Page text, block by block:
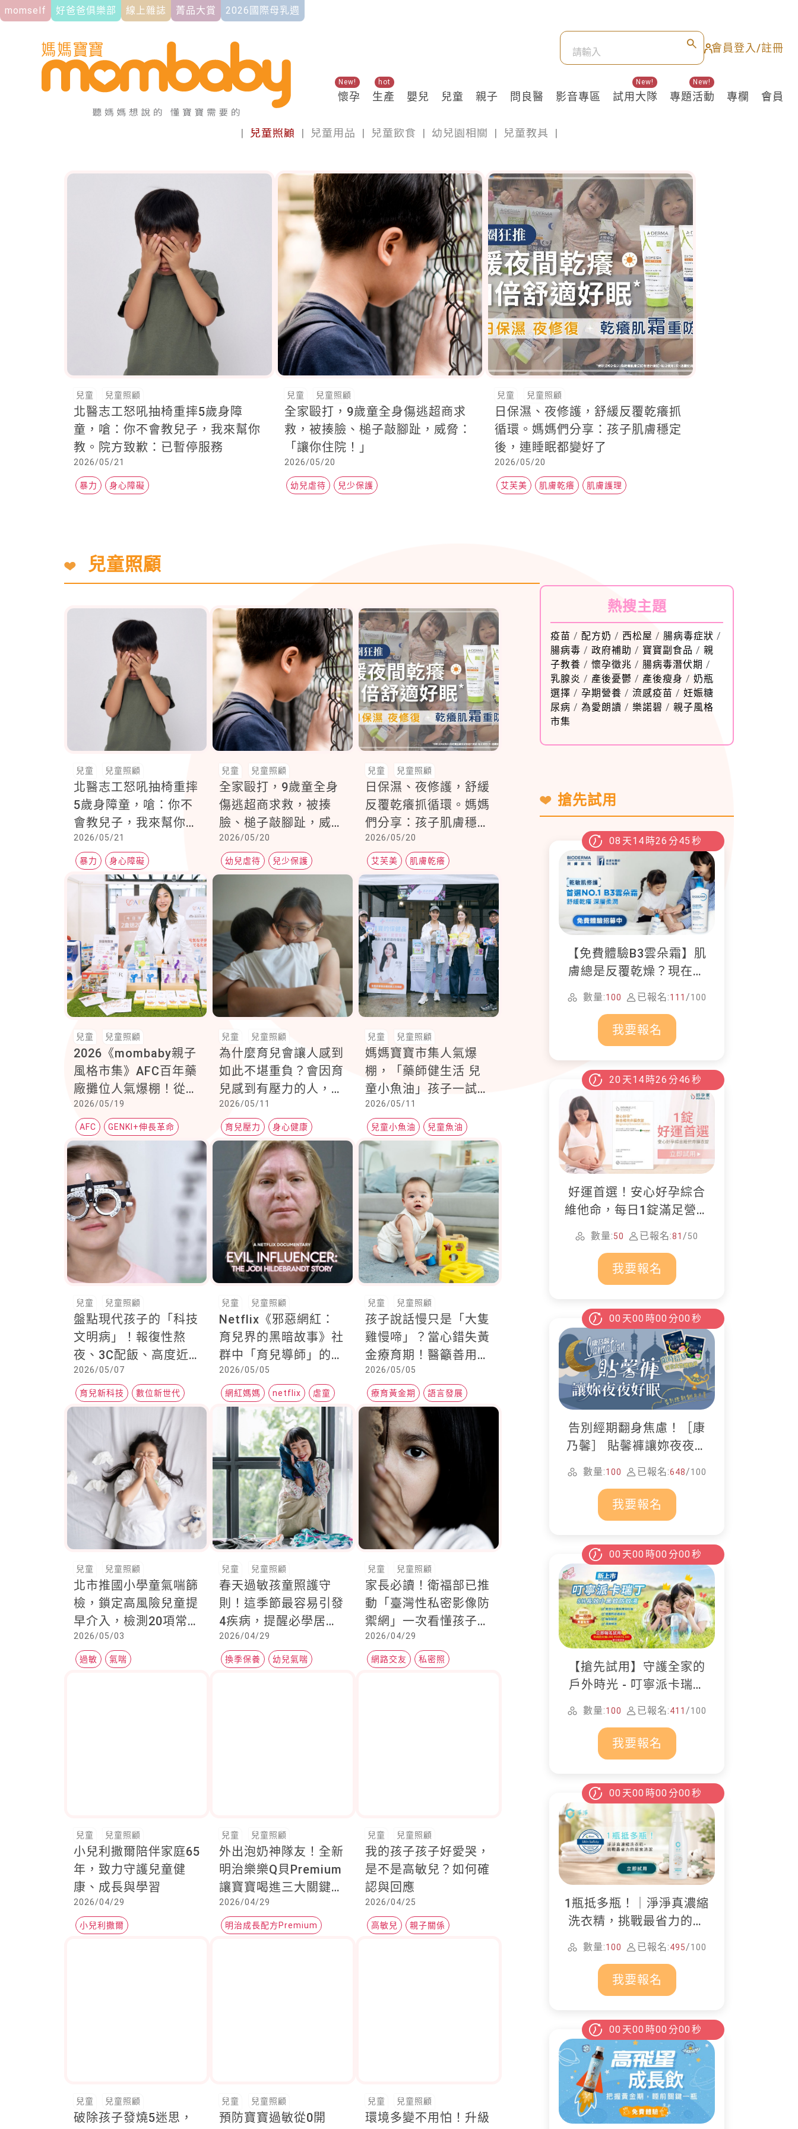
momself 好爸爸俱樂部 線上雜誌 菁品大賞 2026國際母乳週
會員登入/註冊
懷孕
New!
生產
hot
嬰兒 兒童 親子 問良醫 影音專區 試用大隊
New!
專題活動
New!
專欄 會員
兒童
| 兒童照顧 | 兒童用品 | 兒童飲食 | 幼兒園相關 | 兒童教具 |
兒童 兒童照顧
北醫志工怒吼抽椅重摔5歲身障
童，嗆：你不會教兒子，我來幫你
教。院方致歉：已暫停服務
2026/05/21
暴力 身心障礙
兒童 兒童照顧
全家毆打，9歲童全身傷逃超商求
救，被揍臉、槌子敲腳趾，威脅：
「讓你住院！」
2026/05/20
幼兒虐待 兒少保護
兒童 兒童照顧
日保濕、夜修護，舒緩反覆乾癢抓
循環。媽媽們分享：孩子肌膚穩定
後，連睡眠都變好了
2026/05/20
艾芙美 肌膚乾癢 肌膚護理
兒童照顧
兒童 兒童照顧
北醫志工怒吼抽椅重摔
5歲身障童，嗆：你不
會教兒子，我來幫你
教。院方致歉：已暫停
服務
2026/05/21
暴力 身心障礙
兒童 兒童照顧
全家毆打，9歲童全身
傷逃超商求救，被揍
臉、槌子敲腳趾，威
脅：「讓你住院！」
2026/05/20
幼兒虐待 兒少保護
兒童 兒童照顧
日保濕、夜修護，舒緩
反覆乾癢抓循環。媽媽
們分享：孩子肌膚穩定
後，連睡眠都變好了
2026/05/20
艾芙美 肌膚乾癢
肌膚護理
兒童 兒童照顧
2026《mombaby親子
風格市集》AFC百年藥
廠攤位人氣爆棚！從扭
蛋熱潮到專業藥師育兒
指南，成為最強營養補
給站
2026/05/19
AFC GENKI+伸長革命
成長補鈣
兒童 兒童照顧
為什麼育兒會讓人感到
如此不堪重負？會因育
兒感到有壓力的人，往
往正是非常在意孩子的
人
2026/05/11
育兒壓力 身心健康
兒童 兒童照顧
媽媽寶寶市集人氣爆
棚，「藥師健生活 兒
童小魚油」孩子一試吃
就愛上
2026/05/11
兒童小魚油 兒童魚油
補充DHA
兒童 兒童照顧
盤點現代孩子的「科技
文明病」！報復性熬
夜、3C配飯、高度近
視全上榜！解方非杜
絕，而是教會孩子如何
與科技和平共處
2026/05/07
育兒新科技 數位新世代
兒童 兒童照顧
Netflix《邪惡網紅：
育兒界的黑暗故事》社
群中「育兒導師」的頭
銜光環中，我們如何真
正辦別對孩子最理想的
教育方針？
2026/05/05
網紅媽媽 netflix 虐童
兒童 兒童照顧
孩子說話慢只是「大隻
雞慢啼」？當心錯失黃
金療育期！醫籲善用兒
童發展篩檢早發現
2026/05/05
療育黃金期 語言發展
兒童發展篩檢
兒童 兒童照顧
北市推國小學童氣喘篩
檢，鎖定高風險兒童提
早介入，檢測20項常見
過敏原
2026/05/03
過敏 氣喘
兒童 兒童照顧
春天過敏孩童照護守
則！這季節最容易引發
4疾病，提醒必學居家
護理與保暖要點
2026/04/29
換季保養 幼兒氣喘
兒童 兒童照顧
家長必讀！衛福部已推
動「臺灣性私密影像防
禦網」一次看懂孩子與
爸媽困擾的「2大棘手
狀況」
2026/04/29
網路交友 私密照
兒童 兒童照顧
小兒利撒爾陪伴家庭65
年，致力守護兒童健
康、成長與學習
2026/04/29
小兒利撒爾
兒童 兒童照顧
外出泡奶神隊友！全新
明治樂樂Q貝Premium
讓寶寶喝進三大關鍵營
養，爸媽泡奶好輕鬆
2026/04/29
明治成長配方Premium
兒童 兒童照顧
我的孩子孩子好愛哭，
是不是高敏兒？如何確
認與回應
2026/04/25
高敏兒 親子關係
兒童 兒童照顧
破除孩子發燒5迷思，
兒童 兒童照顧
預防寶寶過敏從0開
兒童 兒童照顧
環境多變不用怕！升級
熱搜主題
疫苗 / 配方奶 / 西松屋 / 腸病毒症狀 /
腸病毒 / 政府補助 / 寶寶副食品 / 親
子教養 / 懷孕徵兆 / 腸病毒潛伏期 /
乳腺炎 / 產後憂鬱 / 產後瘦身 / 奶瓶
選擇 / 孕期營養 / 流感疫苗 / 妊娠糖
尿病 / 為愛朗讀 / 樂諾碧 / 親子風格
市集
搶先試用
08 天14 時26 分44 秒
【免費體驗B3雲朵霜】肌
膚總是反覆乾燥？現在就
加入貝膚黛瑪修護體驗計
畫！
數量:100 已報名:111 /100
我要報名
20 天14 時26 分45 秒
好運首選！安心好孕綜合
維他命，每日1錠滿足營養
所需
數量:50 已報名:81 /50
我要報名
00 天00 時00 分00 秒
告別經期翻身焦慮！［康
乃馨］ 貼馨褲讓妳夜夜好
數量:100 已報名:648/100
我要報名
00 天00 時00 分00 秒
【搶先試用】守護全家的
戶外時光 - 叮寧派卡瑞丁
防蚊液
數量:100 已報名:411 /100
我要報名
00 天00 時00 分00 秒
1瓶抵多瓶！｜淨淨真濃縮
洗衣精，挑戰最省力的居
家清潔
數量:100 已報名:495/100
我要報名
00 天00 時00 分00 秒